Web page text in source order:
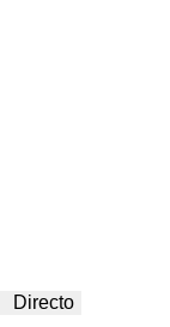
Directo